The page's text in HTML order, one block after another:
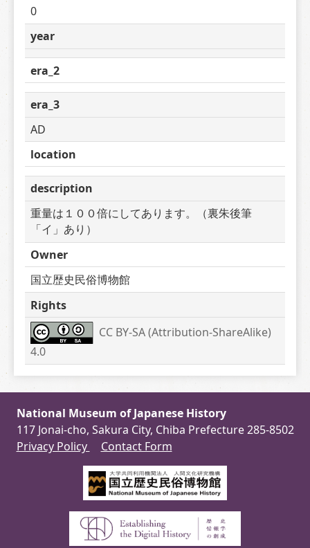
0
year
era_2
era_3
AD
location
description
重量は１００倍にしてあります。（裏朱後筆
「イ」あり）
Owner
国立歴史民俗博物館
Rights
CC BY-SA (Attribution-ShareAlike)
4.0
National Museum of Japanese History
117 Jonai-cho, Sakura City, Chiba Prefecture 285-8502
Privacy Policy
Contact Form